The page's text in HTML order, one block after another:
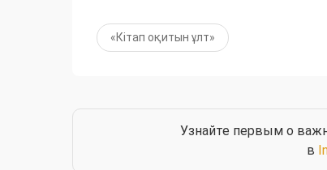
«Кітап оқитын ұлт»
Узнайте первым о
в